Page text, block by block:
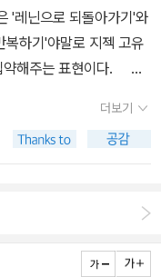
노태우가 [그것도 소위
전례를 떠올리며, 이집
혹은 '우민'들에 의해]
정치적으로 가장 중요한
저 '도상'에만 있지 말
디 한 번), 그렇게 멍청
해야 할 것은 이것이 아
환원적으로 '최종적 권
'레닌으로 되돌아가기'와
복하기'야말로 지젝 고유
약해주는 표현이다. 비
다>야말로 지젝을 이해
에서 '혁명'이 갖는 의미
한 책이며(왜냐면 분량
은 한 30년쯤 뒤로 미뤄
국으로>(도서출판b, 20
을 정리해두는 것도 괜
더보기